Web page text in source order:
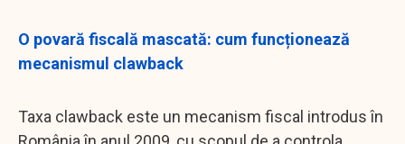
O povară fiscală mascată: cum funcționează
mecanismul clawback
Taxa clawback este un mecanism fiscal introdus în